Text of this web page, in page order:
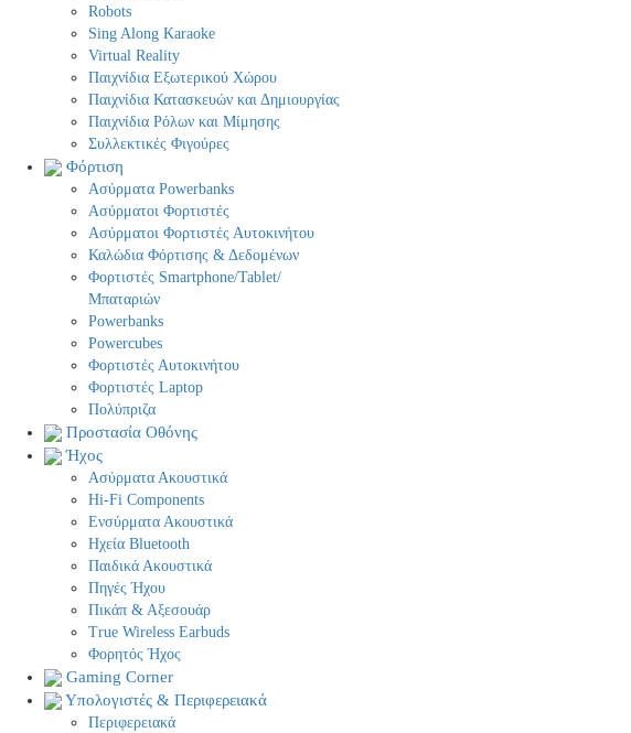
Robots
Sing Along Karaoke
Virtual Reality
Παιχνίδια Εξωτερικού Χώρου
Παιχνίδια Κατασκευών και Δημιουργίας
Παιχνίδια Ρόλων και Μίμησης
Συλλεκτικές Φιγούρες
Φόρτιση
Ασύρματα Powerbanks
Aσύρματοι Φορτιστές
Ασύρματοι Φορτιστές Αυτοκινήτου
Καλώδια Φόρτισης & Δεδομένων
Φορτιστές Smartphone/Tablet/
Μπαταριών
Powerbanks
Powercubes
Φορτιστές Αυτοκινήτου
Φορτιστές Laptop
Πολύπριζα
Προστασία Οθόνης
Ήχος
Ασύρματα Ακουστικά
Hi-Fi Components
Ενσύρματα Ακουστικά
Ηχεία Bluetooth
Παιδικά Ακουστικά
Πηγές Ήχου
Πικάπ & Αξεσουάρ
Τrue Wireless Earbuds
Φορητός Ήχος
Gaming Corner
Υπολογιστές & Περιφερειακά
Περιφερειακά